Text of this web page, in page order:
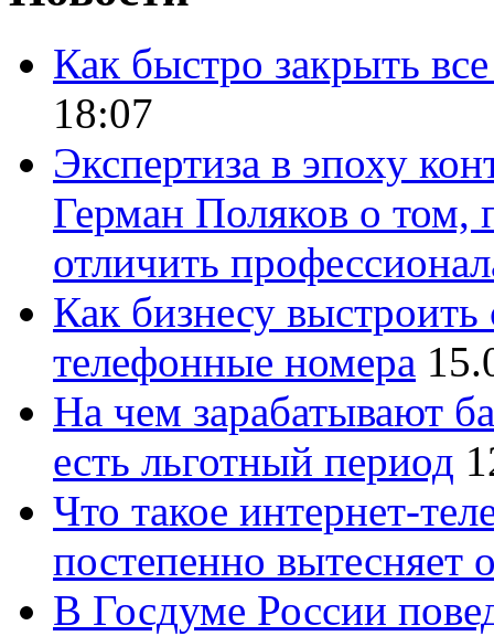
Как быстро закрыть
18:07
Экспертиза в эпоху
Герман Поляков о том,
отличить
Как бизнесу
телефонные номера
На чем зарабатывают
есть льготный период
Что такое интернет-
постепенно вытесняет
В Госдуме России